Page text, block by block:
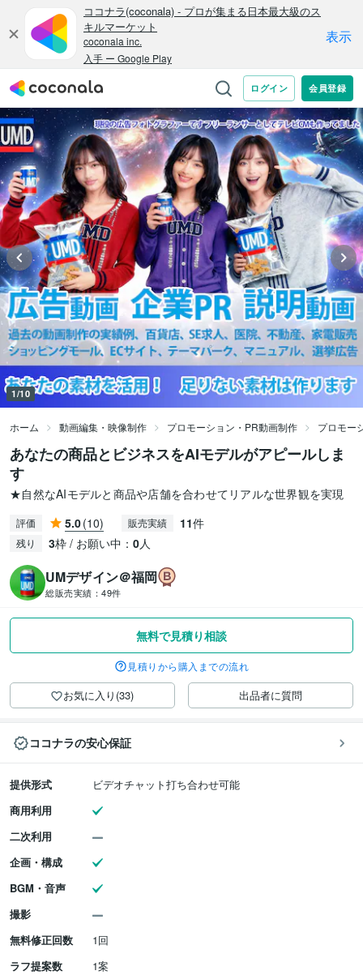
1/10
ホーム 動画編集・映像制作 プロモーション・PR動画制作 プロモー
あなたの商品とビジネスをAIモデルがアピールしま
す
★自然なAIモデルと商品や店舗を合わせてリアルな世界観を実現
評価 5.0(10) 販売実績 11件
残り 3枠 / お願い中： 0人
UMデザイン＠福岡
総販売実績： 49件
無料で見積り相談
見積りから購入までの流れ
お気に入り(33) 出品者に質問
ココナラの安心保証
提供形式
ビデオチャット打ち合わせ可能
商用利用
二次利用
企画・構成
BGM・音声
撮影
無料修正回数
1回
ラフ提案数
1案